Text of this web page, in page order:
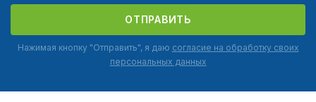
ОТПРАВИТЬ
Нажимая кнопку "Отправить", я даю согласие на обработку своих
персональных данных